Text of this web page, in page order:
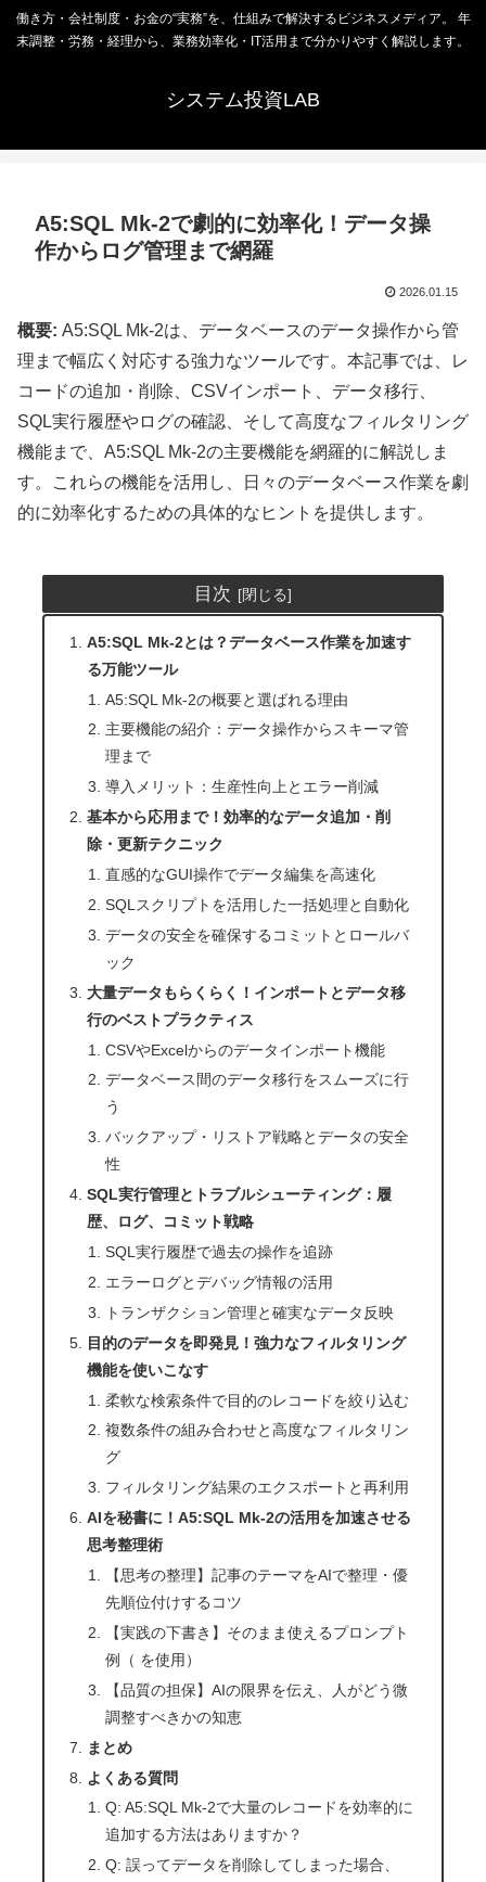
働き方・会社制度・お金の“実務”を、仕組みで解決するビジネスメディア。 年
末調整・労務・経理から、業務効率化・IT活用まで分かりやすく解説します。
システム投資LAB
A5:SQL Mk-2で劇的に効率化！データ操
作からログ管理まで網羅
2026.01.15
概要: A5:SQL Mk-2は、データベースのデータ操作から管
理まで幅広く対応する強力なツールです。本記事では、レ
コードの追加・削除、CSVインポート、データ移行、
SQL実行履歴やログの確認、そして高度なフィルタリング
機能まで、A5:SQL Mk-2の主要機能を網羅的に解説しま
す。これらの機能を活用し、日々のデータベース作業を劇
的に効率化するための具体的なヒントを提供します。
目次
A5:SQL Mk-2とは？データベース作業を加速す
る万能ツール
A5:SQL Mk-2の概要と選ばれる理由
主要機能の紹介：データ操作からスキーマ管
理まで
導入メリット：生産性向上とエラー削減
基本から応用まで！効率的なデータ追加・削
除・更新テクニック
直感的なGUI操作でデータ編集を高速化
SQLスクリプトを活用した一括処理と自動化
データの安全を確保するコミットとロールバ
ック
大量データもらくらく！インポートとデータ移
行のベストプラクティス
CSVやExcelからのデータインポート機能
データベース間のデータ移行をスムーズに行
う
バックアップ・リストア戦略とデータの安全
性
SQL実行管理とトラブルシューティング：履
歴、ログ、コミット戦略
SQL実行履歴で過去の操作を追跡
エラーログとデバッグ情報の活用
トランザクション管理と確実なデータ反映
目的のデータを即発見！強力なフィルタリング
機能を使いこなす
柔軟な検索条件で目的のレコードを絞り込む
複数条件の組み合わせと高度なフィルタリン
グ
フィルタリング結果のエクスポートと再利用
AIを秘書に！A5:SQL Mk-2の活用を加速させる
思考整理術
【思考の整理】記事のテーマをAIで整理・優
先順位付けするコツ
【実践の下書き】そのまま使えるプロンプト
例（ を使用）
【品質の担保】AIの限界を伝え、人がどう微
調整すべきかの知恵
まとめ
よくある質問
Q: A5:SQL Mk-2で大量のレコードを効率的に
追加する方法はありますか？
Q: 誤ってデータを削除してしまった場合、